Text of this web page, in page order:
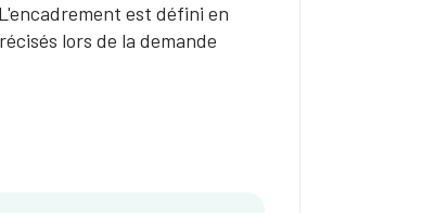
est défini en
lors de la demande